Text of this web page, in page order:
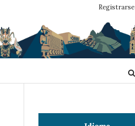
Registrarse